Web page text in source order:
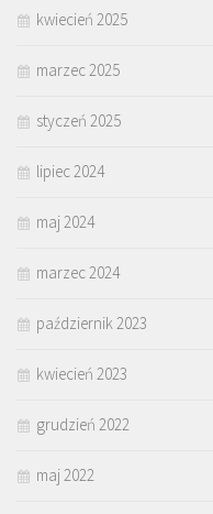
kwiecień 2025
marzec 2025
styczeń 2025
lipiec 2024
maj 2024
marzec 2024
październik 2023
kwiecień 2023
grudzień 2022
maj 2022